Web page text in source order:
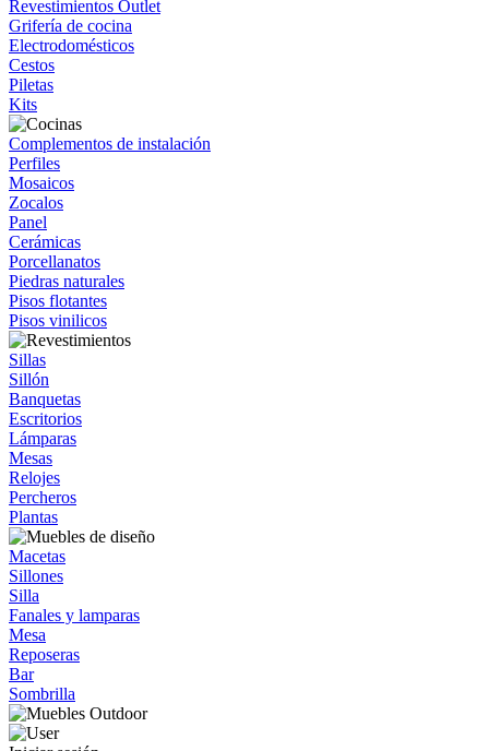
Revestimientos Outlet
Grifería de cocina
Electrodomésticos
Cestos
Piletas
Kits
Complementos de instalación
Perfiles
Mosaicos
Zocalos
Panel
Cerámicas
Porcellanatos
Piedras naturales
Pisos flotantes
Pisos vinilicos
Sillas
Sillón
Banquetas
Escritorios
Lámparas
Mesas
Relojes
Percheros
Plantas
Macetas
Sillones
Silla
Fanales y lamparas
Mesa
Reposeras
Bar
Sombrilla